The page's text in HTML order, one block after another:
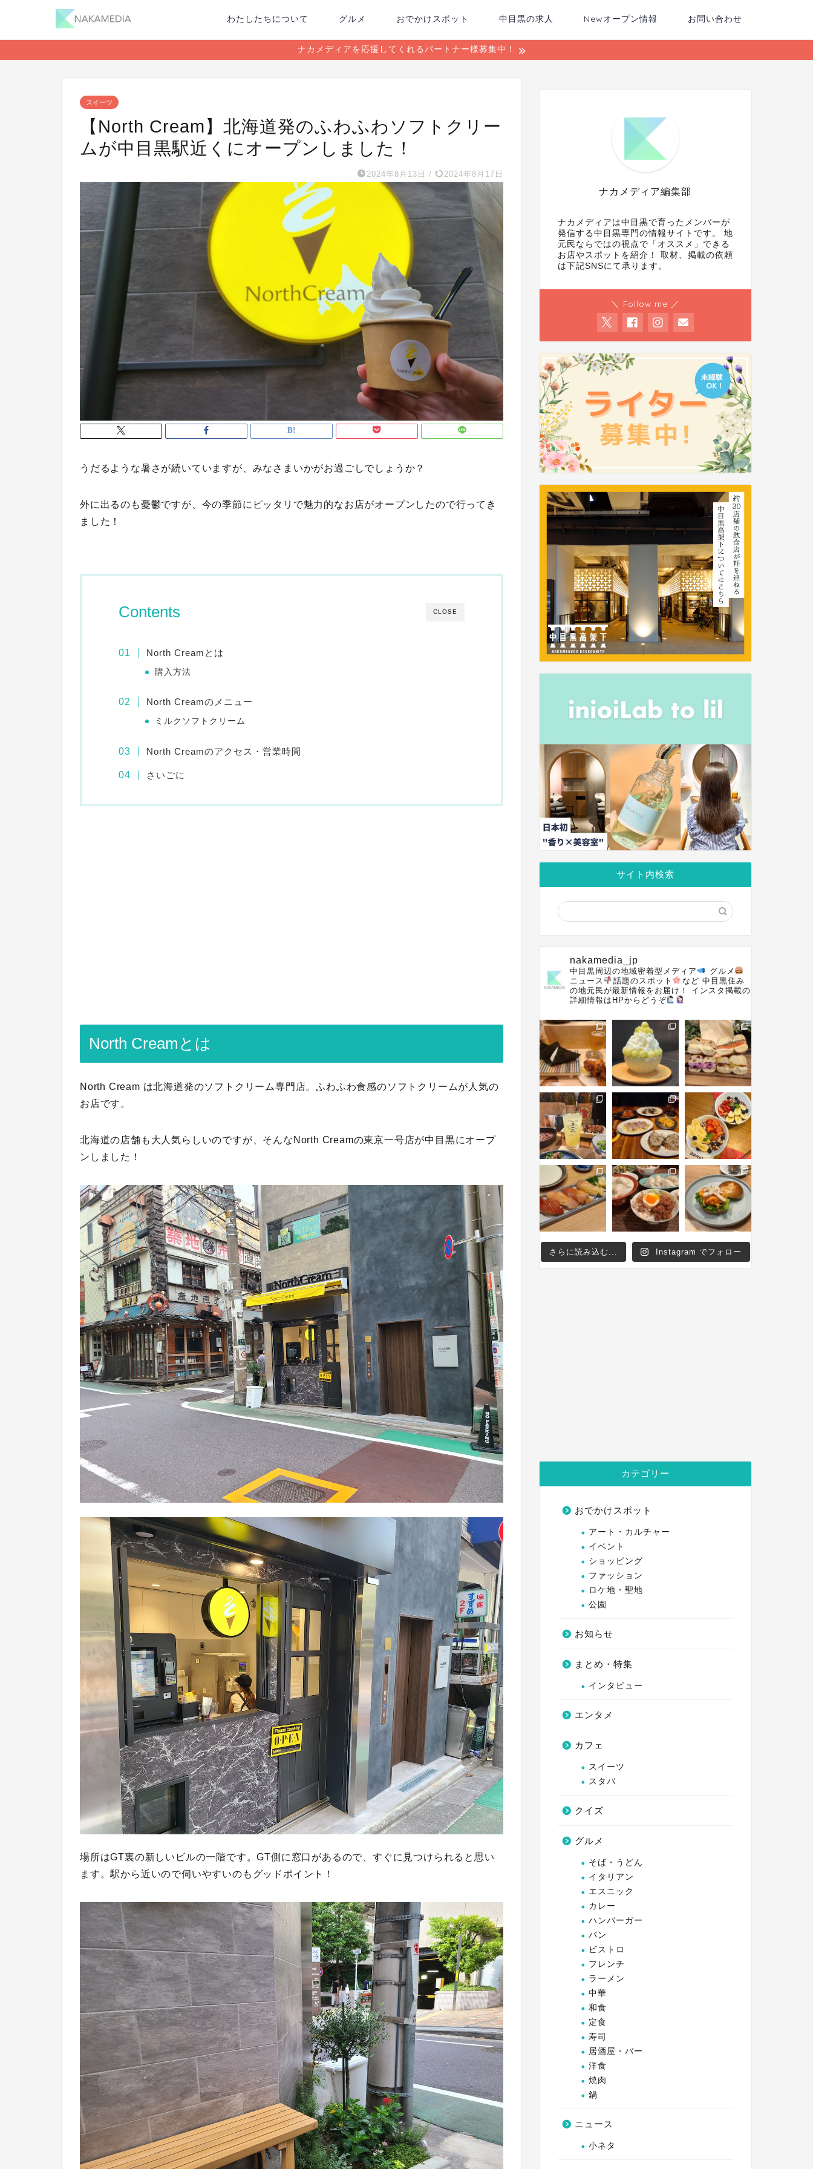
わたしたちについて グルメ おでかけスポット 中目黒の求人 Newオープン情報 お問い合わせ
ナカメディアを応援してくれるパートナー様募集中！
スイーツ
【North Cream】北海道発のふわふわソフトクリー
ムが中目黒駅近くにオープンしました！
2024年8月13日 / 2024年8月17日
うだるような暑さが続いていますが、みなさまいかがお過ごしでしょうか？
外に出るのも憂鬱ですが、今の季節にピッタリで魅力的なお店がオープンしたので行ってき
ました！
CLOSE
Contents
North Creamとは
購入方法
North Creamのメニュー
ミルクソフトクリーム
North Creamのアクセス・営業時間
さいごに
North Creamとは
North Cream は北海道発のソフトクリーム専門店。ふわふわ食感のソフトクリームが人気の
お店です。
北海道の店舗も大人気らしいのですが、そんなNorth Creamの東京一号店が中目黒にオープ
ンしました！
場所はGT裏の新しいビルの一階です。GT側に窓口があるので、すぐに見つけられると思い
ます。駅から近いので伺いやすいのもグッドポイント！
ナカメディア編集部
ナカメディアは中目黒で育ったメンバーが
発信する中目黒専門の情報サイトです。 地
元民ならではの視点で「オススメ」できる
お店やスポットを紹介！ 取材、掲載の依頼
は下記SNSにて承ります。
＼ Follow me ／
サイト内検索
nakamedia_jp
中目黒周辺の地域密着型メディア
グルメ
ニュース
話題のスポット など 中目黒住み
の地元民が最新情報をお届け！
インスタ掲載の
詳細情報はHPからどうぞ
さらに読み込む... Instagram でフォロー
カテゴリー
おでかけスポット
アート・カルチャー
イベント
ショッピング
ファッション
ロケ地・聖地
公園
お知らせ
まとめ・特集
インタビュー
エンタメ
カフェ
スイーツ
スタバ
クイズ
グルメ
そば・うどん
イタリアン
エスニック
カレー
ハンバーガー
パン
ビストロ
フレンチ
ラーメン
中華
和食
定食
寿司
居酒屋・バー
洋食
焼肉
鍋
ニュース
小ネタ